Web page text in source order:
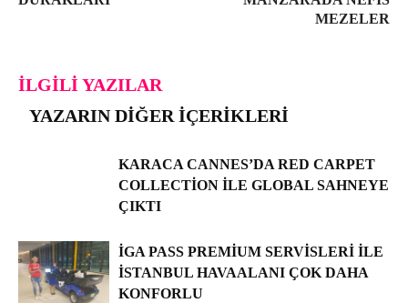
MEZELER
İLGILI YAZILAR
YAZARIN DIĞER İÇERIKLERI
KARACA CANNES’DA RED CARPET
COLLECTION ILE GLOBAL SAHNEYE
ÇIKTI
İGA PASS PREMIUM SERVISLERI ILE
İSTANBUL HAVAALANI ÇOK DAHA
KONFORLU